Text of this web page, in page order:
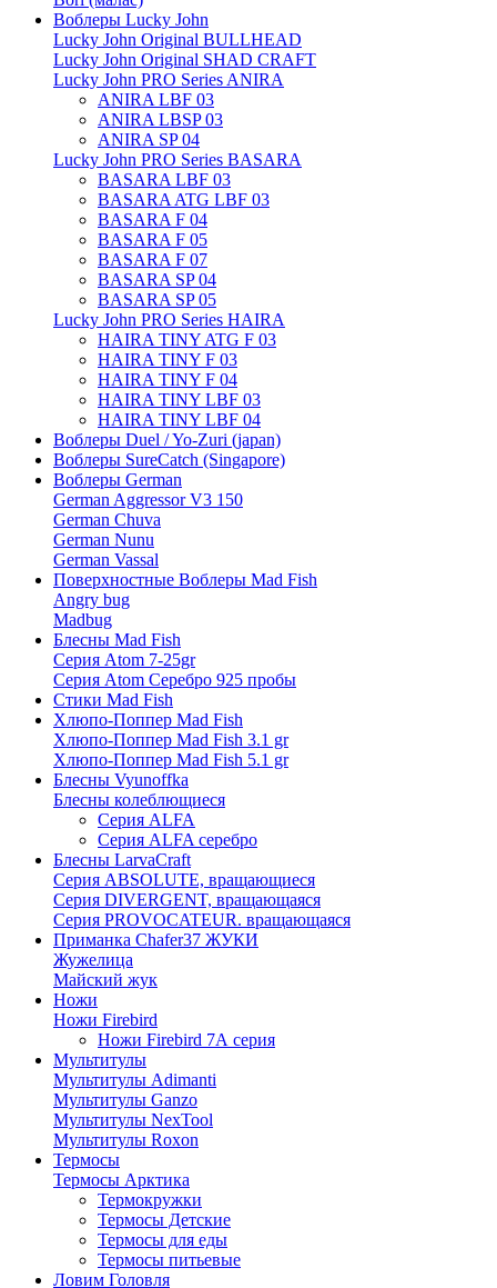
Воблеры Lucky John
Lucky John Original BULLHEAD
Lucky John Original SHAD CRAFT
Lucky John PRO Series ANIRA
ANIRA LBF 03
ANIRA LBSP 03
ANIRA SP 04
Lucky John PRO Series BASARA
BASARA LBF 03
BASARA ATG LBF 03
BASARA F 04
BASARA F 05
BASARA F 07
BASARA SP 04
BASARA SP 05
Lucky John PRO Series HAIRA
HAIRA TINY ATG F 03
HAIRA TINY F 03
HAIRA TINY F 04
HAIRA TINY LBF 03
HAIRA TINY LBF 04
Воблеры Duel / Yo-Zuri (japan)
Воблеры SureCatch (Singapore)
Воблеры German
German Aggressor V3 150
German Chuva
German Nunu
German Vassal
Поверхностные Воблеры Mad Fish
Angry bug
Madbug
Блесны Mad Fish
Серия Atom 7-25gr
Серия Atom Серебро 925 пробы
Стики Mad Fish
Хлюпо-Поппер Mad Fish
Хлюпо-Поппер Mad Fish 3.1 gr
Хлюпо-Поппер Mad Fish 5.1 gr
Блесны Vyunoffka
Блесны колеблющиеся
Серия ALFA
Серия ALFA серебро
Блесны LarvaCraft
Серия ABSOLUTE, вращающиеся
Серия DIVERGENT, вращающаяся
Серия PROVOCATEUR. вращающаяся
Приманка Chafer37 ЖУКИ
Жужелица
Майский жук
Ножи
Ножи Firebird
Ножи Firebird 7А серия
Мультитулы
Мультитулы Adimanti
Мультитулы Ganzo
Мультитулы NexTool
Мультитулы Roxon
Термосы
Термосы Арктика
Термокружки
Термосы Детские
Термосы для еды
Термосы питьевые
Ловим Головля